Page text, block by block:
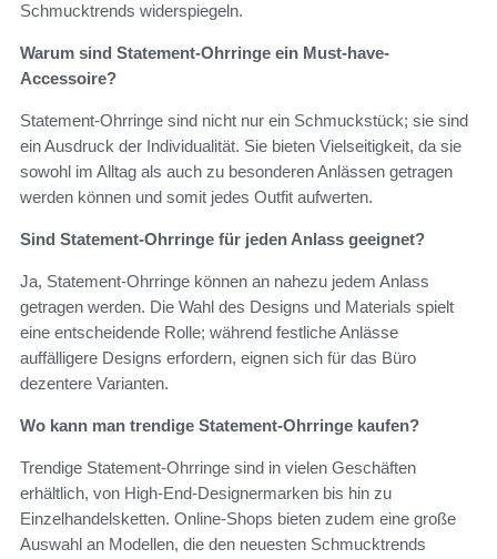
Schmucktrends widerspiegeln.
Warum sind Statement-Ohrringe ein Must-have-
Accessoire?
Statement-Ohrringe sind nicht nur ein Schmuckstück; sie sind
ein Ausdruck der Individualität. Sie bieten Vielseitigkeit, da sie
sowohl im Alltag als auch zu besonderen Anlässen getragen
werden können und somit jedes Outfit aufwerten.
Sind Statement-Ohrringe für jeden Anlass geeignet?
Ja, Statement-Ohrringe können an nahezu jedem Anlass
getragen werden. Die Wahl des Designs und Materials spielt
eine entscheidende Rolle; während festliche Anlässe
auffälligere Designs erfordern, eignen sich für das Büro
dezentere Varianten.
Wo kann man trendige Statement-Ohrringe kaufen?
Trendige Statement-Ohrringe sind in vielen Geschäften
erhältlich, von High-End-Designermarken bis hin zu
Einzelhandelsketten. Online-Shops bieten zudem eine große
Auswahl an Modellen, die den neuesten Schmucktrends